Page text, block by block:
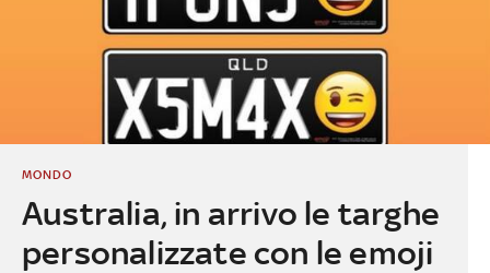
Australia, in arrivo le targhe
personalizzate con le emoji
MONDO